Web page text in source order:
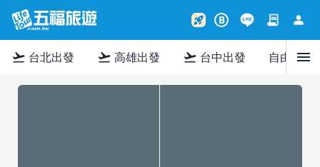
rocket_launch B contract person
flight_takeoff 台北出發 flight_takeoff 高雄出發 flight_takeoff 台中出發 自由行menu